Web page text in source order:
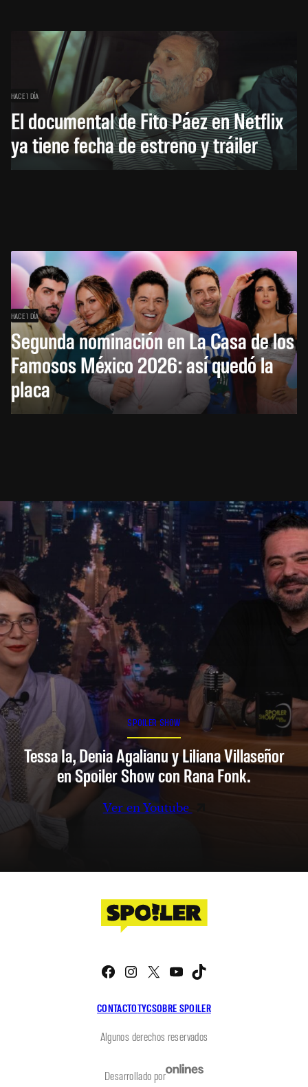
HACE 1 DÍA
El documental de Fito Páez en Netflix
ya tiene fecha de estreno y tráiler
HACE 1 DÍA
Segunda nominación en La Casa de los
Famosos México 2026: así quedó la
placa
SPOILER SHOW
Tessa Ia, Denia Agalianu y Liliana Villaseñor
en Spoiler Show con Rana Fonk.
Ver en Youtube
CONTACTOTYCSOBRE SPOILER
Facebook
Instagram
X YouTube
Algunos derechos reservados
Desarrollado por